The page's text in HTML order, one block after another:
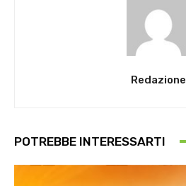
Redazione
POTREBBE INTERESSARTI